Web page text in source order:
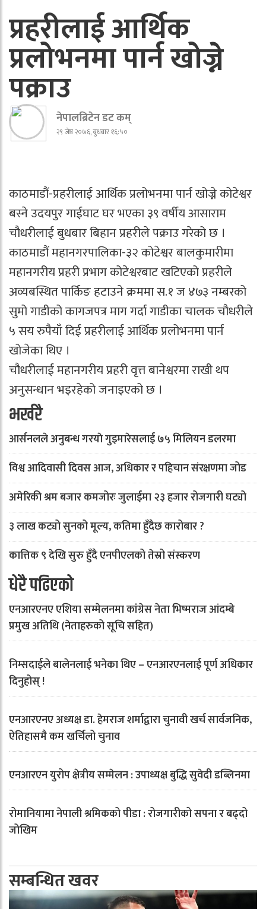
प्रहरीलाई आर्थिक
प्रलोभनमा पार्न खोज्ने
पक्राउ
नेपालब्रिटेन डट कम्
२९ जेष्ठ २०७६, बुधबार १६:५०
काठमाडौं-प्रहरीलाई आर्थिक प्रलोभनमा पार्न खोज्ने कोटेश्वर
बस्ने उदयपुर गाईघाट घर भएका ३९ वर्षीय आसाराम
चौधरीलाई बुधबार बिहान प्रहरीले पक्राउ गरेको छ ।
काठमाडौं महानगरपालिका-३२ कोटेश्वर बालकुमारीमा
महानगरीय प्रहरी प्रभाग कोटेश्वरबाट खटिएको प्रहरीले
अव्यबस्थित पार्किङ हटाउने क्रममा स.१ ज ४७३ नम्बरको
सुमो गाडीको कागजपत्र माग गर्दा गाडीका चालक चौधरीले
५ सय रुपैयाँ दिई प्रहरीलाई आर्थिक प्रलोभनमा पार्न
खोजेका थिए ।
चौधरीलाई महानगरीय प्रहरी वृत्त बानेश्वरमा राखी थप
अनुसन्धान भइरहेको जनाइएको छ ।
भर्खरै
आर्सनलले अनुबन्ध गरयाे गुइमारेसलाई ७५ मिलियन डलरमा
विश्व आदिवासी दिवस आज, अधिकार र पहिचान संरक्षणमा जोड
अमेरिकी श्रम बजार कमजोरः जुलाईमा २३ हजार रोजगारी घट्यो
३ लाख कट्यो सुनको मूल्य, कतिमा हुँदैछ कारोबार ?
कात्तिक ९ देखि सुरु हुँदै एनपीएलको तेस्रो संस्करण
धेरै पढिएको
एनआरएनए एशिया सम्मेलनमा कांग्रेस नेता भिष्मराज आंदम्बे
प्रमुख अतिथि (नेताहरुको सूचि सहित)
निम्सदाईले बालेनलाई भनेका थिए – एनआरएनलाई पूर्ण अधिकार
दिनुहोस् !
एनआरएनए अध्यक्ष डा. हेमराज शर्माद्वारा चुनावी खर्च सार्वजनिक,
ऐतिहासमै कम खर्चिलो चुनाव
एनआरएन युरोप क्षेत्रीय सम्मेलन : उपाध्यक्ष बुद्धि सुवेदी डब्लिनमा
रोमानियामा नेपाली श्रमिकको पीडा : रोजगारीको सपना र बढ्दो
जोखिम
सम्बन्धित खवर